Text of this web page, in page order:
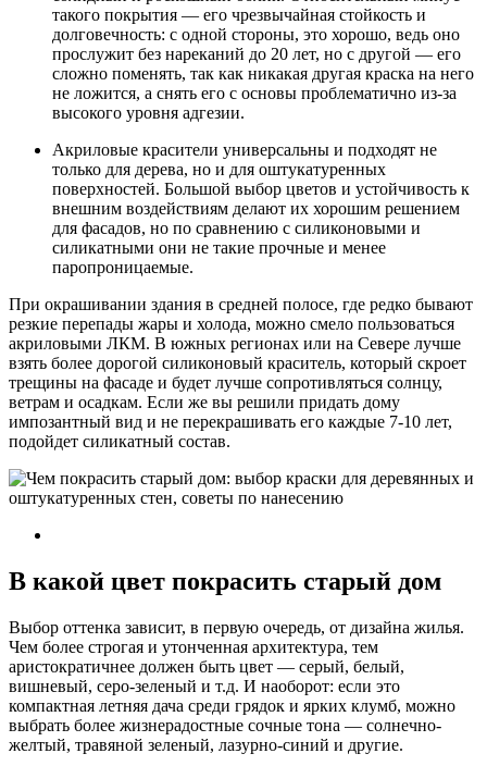
такого покрытия — его чрезвычайная стойкость и
долговечность: с одной стороны, это хорошо, ведь оно
прослужит без нареканий до 20 лет, но с другой — его
сложно поменять, так как никакая другая краска на него
не ложится, а снять его с основы проблематично из-за
высокого уровня адгезии.
Акриловые красители универсальны и подходят не
только для дерева, но и для оштукатуренных
поверхностей. Большой выбор цветов и устойчивость к
внешним воздействиям делают их хорошим решением
для фасадов, но по сравнению с силиконовыми и
силикатными они не такие прочные и менее
паропроницаемые.
При окрашивании здания в средней полосе, где редко бывают
резкие перепады жары и холода, можно смело пользоваться
акриловыми ЛКМ. В южных регионах или на Севере лучше
взять более дорогой силиконовый краситель, который скроет
трещины на фасаде и будет лучше сопротивляться солнцу,
ветрам и осадкам. Если же вы решили придать дому
импозантный вид и не перекрашивать его каждые 7-10 лет,
подойдет силикатный состав.
В какой цвет покрасить старый дом
Выбор оттенка зависит, в первую очередь, от дизайна жилья.
Чем более строгая и утонченная архитектура, тем
аристократичнее должен быть цвет — серый, белый,
вишневый, серо-зеленый и т.д. И наоборот: если это
компактная летняя дача среди грядок и ярких клумб, можно
выбрать более жизнерадостные сочные тона — солнечно-
желтый, травяной зеленый, лазурно-синий и другие.